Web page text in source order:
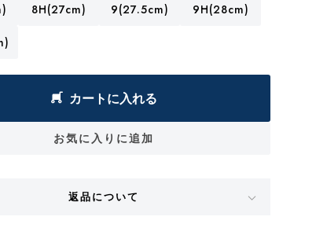
8H(27cm) 9(27.5cm) 9H(28cm)
カートに入れる
お気に入りに追加
返品について